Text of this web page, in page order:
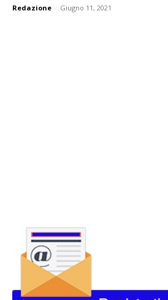
Redazione - Giugno 11, 2021